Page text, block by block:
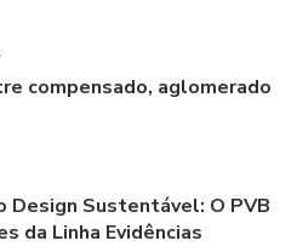
compensado, aglomerado
Design Sustentável: O PVB
da Linha Evidências